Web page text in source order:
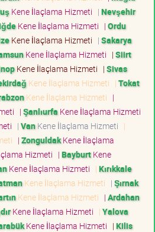
Kene İlaçlama Hizmeti | Nevşehir
Kene İlaçlama Hizmeti | Ordu
Kene İlaçlama Hizmeti | Sakarya
Kene İlaçlama Hizmeti | Siirt
Kene İlaçlama Hizmeti | Sivas
Kene İlaçlama Hizmeti | Tokat
Kene İlaçlama Hizmeti |
| Şanlıurfa Kene İlaçlama Hizmeti
| VanKene İlaçlama Hizmeti |
| ZonguldakKene İlaçlama
Hizmeti | BayburtKene
Kene İlaçlama Hizmeti | Kırıkkale
Kene İlaçlama Hizmeti | Şırnak
Kene İlaçlama Hizmeti | Ardahan
Kene İlaçlama Hizmeti | Yalova
Kene İlaçlama Hizmeti | Kilis